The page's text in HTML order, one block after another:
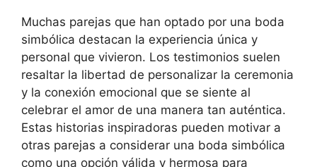
Muchas parejas que han optado por una boda
simbólica destacan la experiencia única y
personal que vivieron. Los testimonios suelen
resaltar la libertad de personalizar la ceremonia
y la conexión emocional que se siente al
celebrar el amor de una manera tan auténtica.
Estas historias inspiradoras pueden motivar a
otras parejas a considerar una boda simbólica
como una opción válida y hermosa para